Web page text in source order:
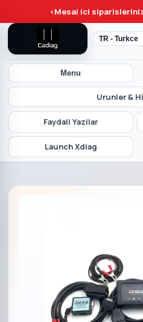
<Mesai ici
Menu
Urunler &
Faydali Yazilar
Launch Xdiag